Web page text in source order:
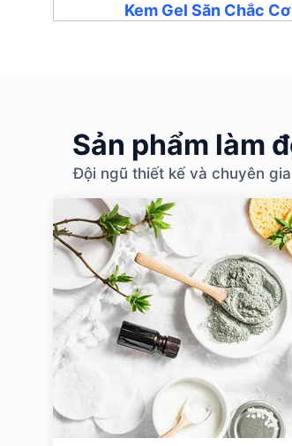
Kem Gel Săn Chắc
Sản phẩm làm
Đội ngũ thiết kế và chuyên